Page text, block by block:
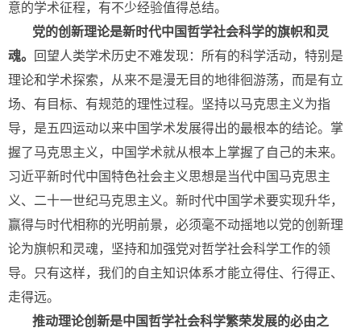
意的学术征程，有不少经验值得总结。
党的创新理论是新时代中国哲学社会科学的旗帜和灵
魂。
回望人类学术历史不难发现：所有的科学活动，特别是
理论和学术探索，从来不是漫无目的地徘徊游荡，而是有立
场、有目标、有规范的理性过程。坚持以马克思主义为指
导，是五四运动以来中国学术发展得出的最根本的结论。掌
握了马克思主义，中国学术就从根本上掌握了自己的未来。
习近平新时代中国特色社会主义思想是当代中国马克思主
义、二十一世纪马克思主义。新时代中国学术要实现升华，
赢得与时代相称的光明前景，必须毫不动摇地以党的创新理
论为旗帜和灵魂，坚持和加强党对哲学社会科学工作的领
导。只有这样，我们的自主知识体系才能立得住、行得正、
走得远。
推动理论创新是中国哲学社会科学繁荣发展的必由之